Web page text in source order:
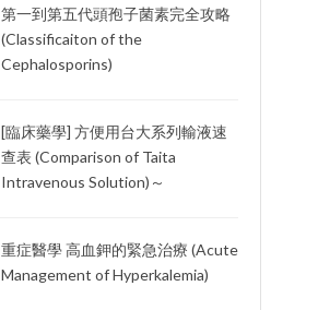
第一到第五代頭孢子菌素完全攻略
(Classificaiton of the
Cephalosporins)
[臨床藥學] 方便用台大系列輸液速
查表 (Comparison of Taita
Intravenous Solution)～
重症醫學 高血鉀的緊急治療 (Acute
Management of Hyperkalemia)